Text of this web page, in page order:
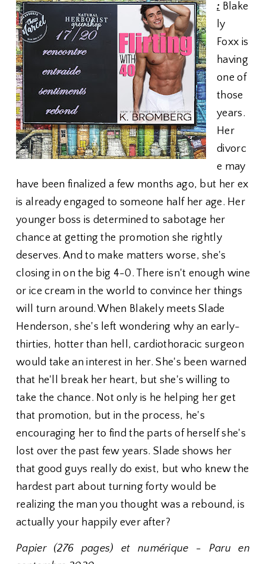
: Blake
ly
Foxx is
having
one of
those
years.
Her
divorc
e may
have been finalized a few months ago, but her ex
is already engaged to someone half her age. Her
younger boss is determined to sabotage her
chance at getting the promotion she rightly
deserves. And to make matters worse, she's
closing in on the big 4-0. There isn't enough wine
or ice cream in the world to convince her things
will turn around. When Blakely meets Slade
Henderson, she's left wondering why an early-
thirties, hotter than hell, cardiothoracic surgeon
would take an interest in her. She's been warned
that he'll break her heart, but she's willing to
take the chance. Not only is he helping her get
that promotion, but in the process, he's
encouraging her to find the parts of herself she's
lost over the past few years. Slade shows her
that good guys really do exist, but who knew the
hardest part about turning forty would be
realizing the man you thought was a rebound, is
actually your happily ever after?
Papier (276 pages) et numérique - Paru en